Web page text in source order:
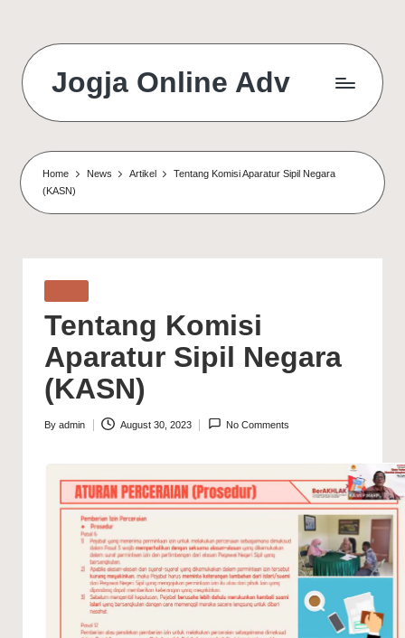
Jogja Online Adv
&
Digital
Connection
Agency
Home News Artikel
Tentang Komisi Aparatur Sipil Negara
(KASN)
in
Tentang Komisi
Aparatur Sipil Negara
(KASN)
Posted
By admin August 30, 2023 No Comments